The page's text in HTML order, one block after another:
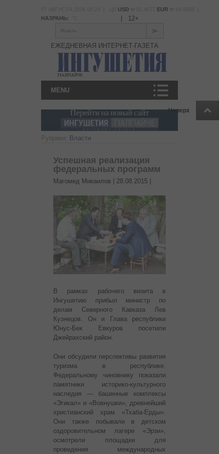
Наверх
USD EUR
НАЗРАНЬ:
12+
Искать
ЕЖЕДНЕВНАЯ ИНТЕРНЕТ-ГАЗЕТА
MENU
Рубрики: Власти
Успешная реализация
федеральных программ
Магомед Микаилов | 28.08.2015
В рамках рабочего визита в
Ингушетию прибыл министр по
делам Северного Кавказа Лев
Кузнецов. Он и Глава республики
Юнус-Бек Евкуров посетили
Джейрахский район.
Они обсудили перспективы развития
туризма в республике.
Федеральному чиновнику показали
памятники историко-культурного
наследия — башенные комплексы
«Эгикал» и «Вовнушки», древнейший
христианский храм «Тхаба-Ерды».
Они также побывали в детском
оздоровительном лагере «Эрзи»,
осмотрели площадки для
проведения международных